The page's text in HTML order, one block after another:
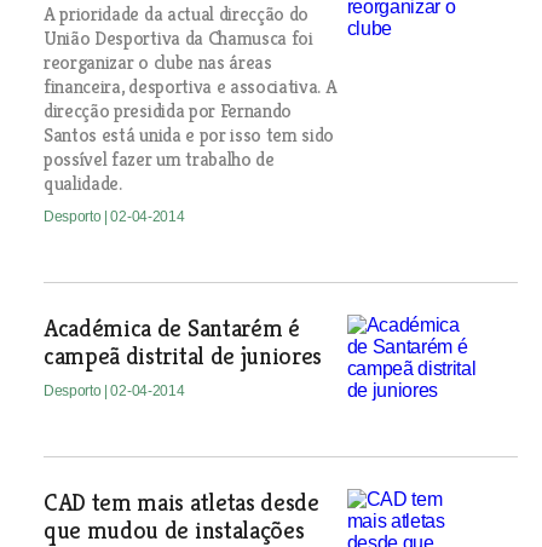
A prioridade da actual direcção do
União Desportiva da Chamusca foi
reorganizar o clube nas áreas
financeira, desportiva e associativa. A
direcção presidida por Fernando
Santos está unida e por isso tem sido
possível fazer um trabalho de
qualidade.
Desporto | 02-04-2014
Académica de Santarém é
campeã distrital de juniores
Desporto | 02-04-2014
CAD tem mais atletas desde
que mudou de instalações